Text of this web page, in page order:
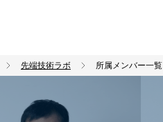
先端技術ラボ 所属メンバー一覧